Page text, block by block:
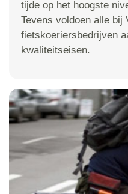
tijde op het hoogste
Tevens voldoen alle bij
fietskoeriersbedrijven
kwaliteitseisen.